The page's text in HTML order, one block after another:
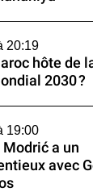
20:19
hôte de
2030 ?
19:00
Modrić a un
avec